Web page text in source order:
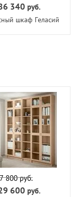
340 руб.
шкаф Геласий
800руб.
600 руб.